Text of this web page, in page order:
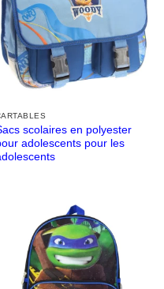
scolaires en polyester
adolescents pour les